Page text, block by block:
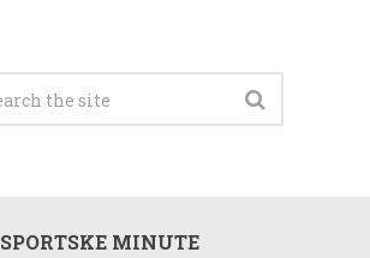
SPORTSKE MINUTE